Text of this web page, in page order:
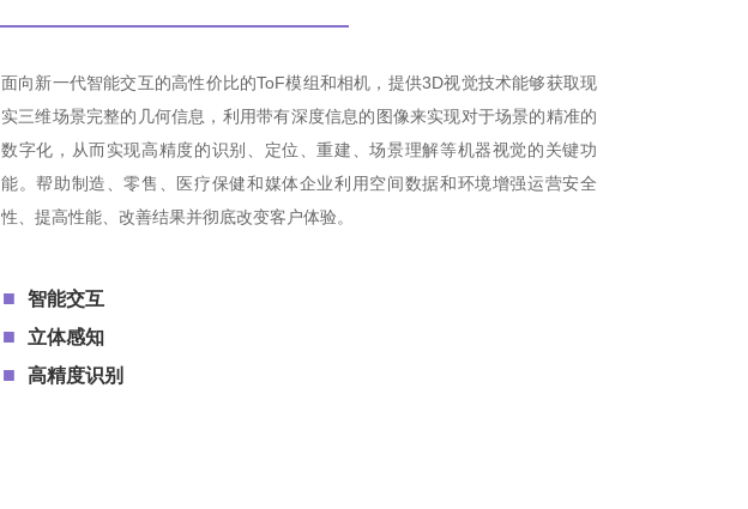
面向新一代智能交互的高性价比的ToF模组和相机，提供3D视觉技术能够获取现
实三维场景完整的几何信息，利用带有深度信息的图像来实现对于场景的精准的
数字化，从而实现高精度的识别、定位、重建、场景理解等机器视觉的关键功
能。帮助制造、零售、医疗保健和媒体企业利用空间数据和环境增强运营安全
性、提高性能、改善结果并彻底改变客户体验。
■ 智能交互
■ 立体感知
■ 高精度识别